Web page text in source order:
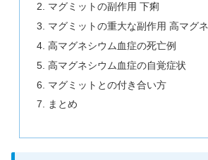
マグミットの副作用 下痢
マグミットの重大な副作用 高マグ
高マグネシウム血症の死亡例
高マグネシウム血症の自覚症状
マグミットとの付き合い方
まとめ